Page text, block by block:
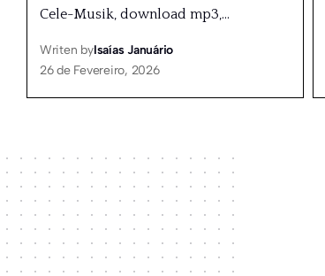
Cele-Musik, download mp3,…
Writen byIsaías Januário
26 de Fevereiro, 2026